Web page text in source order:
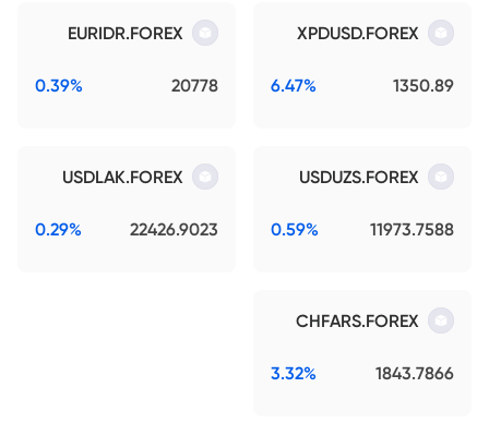
XPDUSD.FOREX
1350.89
6.47%
EURIDR.FOREX
20778
0.39%
USDUZS.FOREX
11973.7588
0.59%
USDLAK.FOREX
22426.9023
0.29%
CHFARS.FOREX
1843.7866
3.32%